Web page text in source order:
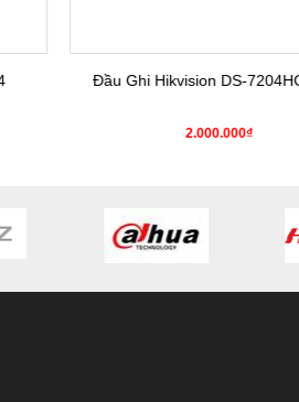
Đầu Ghi Hikvision DS-
2.000.000₫